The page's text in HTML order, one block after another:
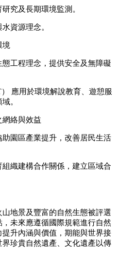
究及長期環境監測。
資源理念。
境
工程理念，提供安全及無障礙
應用於環境解說教育、遊憩服
。
絡與效益
園區產業提升，改善居民生活
織建構合作關係，建立區域合
地景及豐富的自然生態被評選
未來應遵循國際規範進行自然
升內涵與價值，期能與世界接
珍貴自然遺產、文化遺產以傳